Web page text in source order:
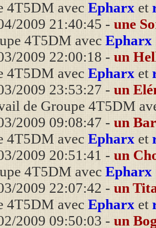
4T5DM avec Epharx et
2009 21:40:45 - une
4T5DM avec Epharx
2009 22:00:18 - un
4T5DM avec Epharx et
2009 23:53:27 - un
de Groupe 4T5DM
2009 09:08:47 - un
4T5DM avec Epharx et
2009 20:51:41 - un
4T5DM avec Epharx
2009 22:07:42 - un
4T5DM avec Epharx et
2009 09:50:03 - un